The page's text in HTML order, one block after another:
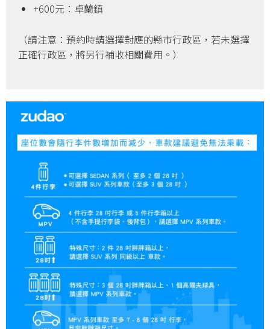
+600元：卓蘭鎮
（請注意：預約時請選擇對應的縣市行政區，若未選擇
正確行政區，將另行補收相關費用。）